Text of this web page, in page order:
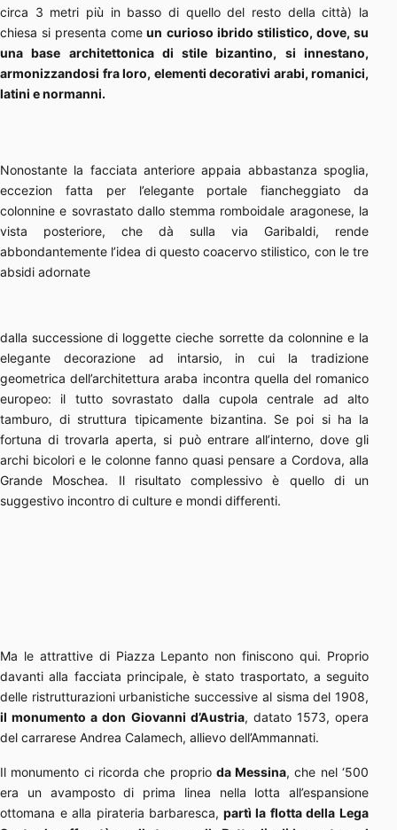
circa 3 metri più in basso di quello del resto della città) la
chiesa si presenta come un curioso ibrido stilistico, dove, su
una base architettonica di stile bizantino, si innestano,
armonizzandosi fra loro, elementi decorativi arabi, romanici,
latini e normanni.
Nonostante la facciata anteriore appaia abbastanza spoglia,
eccezion fatta per l’elegante portale fiancheggiato da
colonnine e sovrastato dallo stemma romboidale aragonese, la
vista posteriore, che dà sulla via Garibaldi, rende
abbondantemente l’idea di questo coacervo stilistico, con le tre
absidi adornate
dalla successione di loggette cieche sorrette da colonnine e la
elegante decorazione ad intarsio, in cui la tradizione
geometrica dell’architettura araba incontra quella del romanico
europeo: il tutto sovrastato dalla cupola centrale ad alto
tamburo, di struttura tipicamente bizantina. Se poi si ha la
fortuna di trovarla aperta, si può entrare all’interno, dove gli
archi bicolori e le colonne fanno quasi pensare a Cordova, alla
Grande Moschea. Il risultato complessivo è quello di un
suggestivo incontro di culture e mondi differenti.
Ma le attrattive di Piazza Lepanto non finiscono qui. Proprio
davanti alla facciata principale, è stato trasportato, a seguito
delle ristrutturazioni urbanistiche successive al sisma del 1908,
il monumento a don Giovanni d’Austria, datato 1573, opera
del carrarese Andrea Calamech, allievo dell’Ammannati.
Il monumento ci ricorda che proprio da Messina, che nel ‘500
era un avamposto di prima linea nella lotta all’espansione
ottomana e alla pirateria barbaresca, partì la flotta della Lega